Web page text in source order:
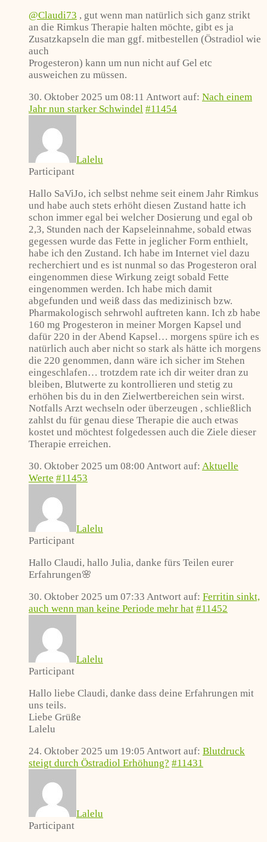
@Claudi73 , gut wenn man natürlich sich ganz strikt
an die Rimkus Therapie halten möchte, gibt es ja
Zusatzkapseln die man ggf. mitbestellen (Östradiol wie
auch
Progesteron) kann um nun nicht auf Gel etc
ausweichen zu müssen.
30. Oktober 2025 um 08:11 Antwort auf: Nach einem
Jahr nun starker Schwindel #11454
Lalelu
Participant
Hallo SaViJo, ich selbst nehme seit einem Jahr Rimkus
und habe auch stets erhöht diesen Zustand hatte ich
schon immer egal bei welcher Dosierung und egal ob
2,3, Stunden nach der Kapseleinnahme, sobald etwas
gegessen wurde das Fette in jeglicher Form enthielt,
habe ich den Zustand. Ich habe im Internet viel dazu
recherchiert und es ist nunmal so das Progesteron oral
eingenommen diese Wirkung zeigt sobald Fette
eingenommen werden. Ich habe mich damit
abgefunden und weiß dass das medizinisch bzw.
Pharmakologisch sehrwohl auftreten kann. Ich zb habe
160 mg Progesteron in meiner Morgen Kapsel und
dafür 220 in der Abend Kapsel… morgens spüre ich es
natürlich auch aber nicht so stark als hätte ich morgens
die 220 genommen, dann wäre ich sicher im Stehen
eingeschlafen… trotzdem rate ich dir weiter dran zu
bleiben, Blutwerte zu kontrollieren und stetig zu
erhöhen bis du in den Zielwertbereichen sein wirst.
Notfalls Arzt wechseln oder überzeugen , schließlich
zahlst du für genau diese Therapie die auch etwas
kostet und möchtest folgedessen auch die Ziele dieser
Therapie erreichen.
30. Oktober 2025 um 08:00 Antwort auf: Aktuelle
Werte #11453
Lalelu
Participant
Hallo Claudi, hallo Julia, danke fürs Teilen eurer
Erfahrungen🌸
30. Oktober 2025 um 07:33 Antwort auf: Ferritin sinkt,
auch wenn man keine Periode mehr hat #11452
Lalelu
Participant
Hallo liebe Claudi, danke dass deine Erfahrungen mit
uns teils.
Liebe Grüße
Lalelu
24. Oktober 2025 um 19:05 Antwort auf: Blutdruck
steigt durch Östradiol Erhöhung? #11431
Lalelu
Participant